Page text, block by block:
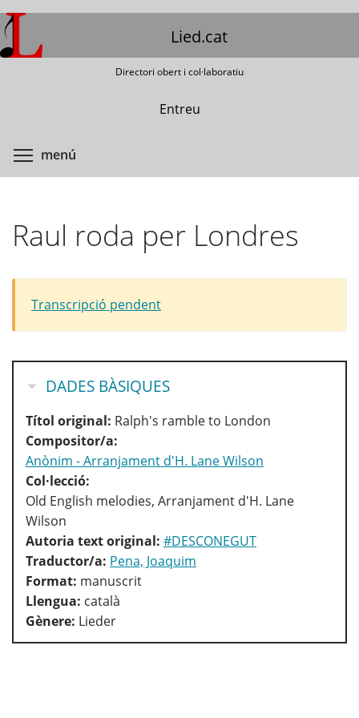
Vés
al
contingut
Lied.cat
Directori obert i col·laboratiu
Entreu
menú
Raul roda per Londres
Transcripció pendent
OCULTA
DADES BÀSIQUES
Títol original: Ralph's ramble to London
Compositor/a:
Anònim - Arranjament d'H. Lane Wilson
Col·lecció:
Old English melodies, Arranjament d'H. Lane
Wilson
Autoria text original: #DESCONEGUT
Traductor/a: Pena, Joaquim
Format: manuscrit
Llengua: català
Gènere: Lieder